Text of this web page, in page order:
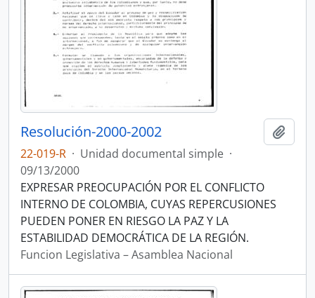
Resolución-2000-2002
22-019-R · Unidad documental simple ·
09/13/2000
EXPRESAR PREOCUPACIÓN POR EL CONFLICTO
INTERNO DE COLOMBIA, CUYAS REPERCUSIONES
PUEDEN PONER EN RIESGO LA PAZ Y LA
ESTABILIDAD DEMOCRÁTICA DE LA REGIÓN.
Funcion Legislativa – Asamblea Nacional